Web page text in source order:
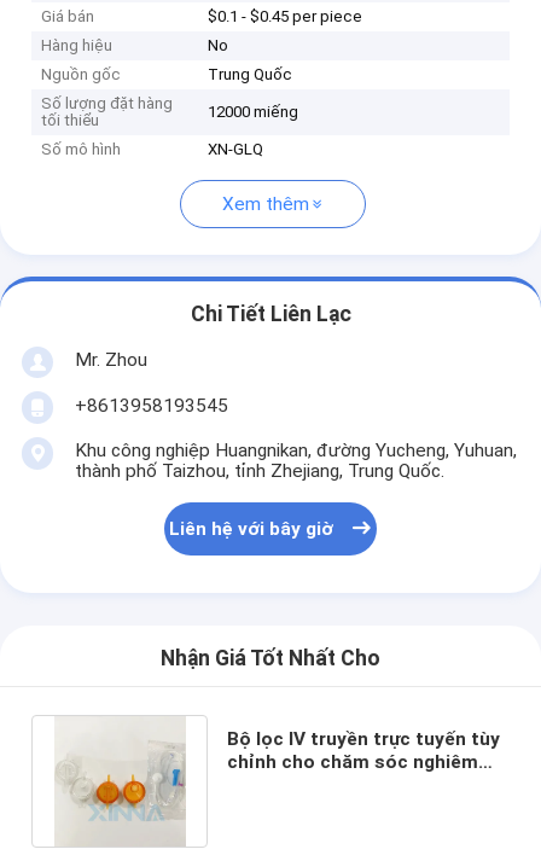
Giá bán
$0.1 - $0.45 per piece
Hàng hiệu
No
Nguồn gốc
Trung Quốc
Số lượng đặt hàng
tối thiểu
12000 miếng
Số mô hình XN-GLQ
Xem thêm
Chi Tiết Liên Lạc
Mr. Zhou
+8613958193545
Khu công nghiệp Huangnikan, đường Yucheng, Yuhuan,
thành phố Taizhou, tỉnh Zhejiang, Trung Quốc.
Liên hệ với bây giờ
Nhận Giá Tốt Nhất Cho
Bộ lọc IV truyền trực tuyến tùy
chỉnh cho chăm sóc nghiêm